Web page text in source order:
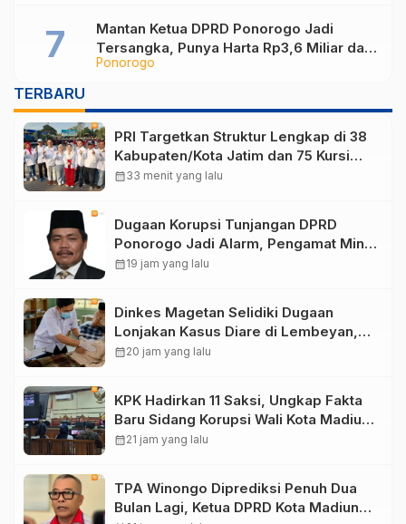
Ponorogo
Mantan Ketua DPRD Ponorogo Jadi
Tersangka, Punya Harta Rp3,6 Miliar dan
Utang Rp1,4 Miliar
TERBARU
PRI Targetkan Struktur Lengkap di 38
Kabupaten/Kota Jatim dan 75 Kursi
DPR RI pada Pemilu 2029
calendar_month33 menit yang lalu
Dugaan Korupsi Tunjangan DPRD
Ponorogo Jadi Alarm, Pengamat Minta
Magetan Perkuat Tata Kelola
calendar_month19 jam yang lalu
Dinkes Magetan Selidiki Dugaan
Lonjakan Kasus Diare di Lembeyan,
Lakukan Penyelidikan Epidemiologi
calendar_month20 jam yang lalu
KPK Hadirkan 11 Saksi, Ungkap Fakta
Baru Sidang Korupsi Wali Kota Madiun
Nonaktif Maidi
calendar_month21 jam yang lalu
TPA Winongo Diprediksi Penuh Dua
Bulan Lagi, Ketua DPRD Kota Madiun